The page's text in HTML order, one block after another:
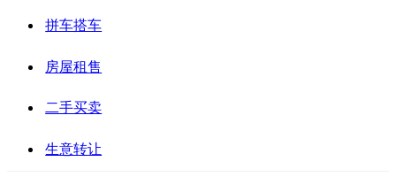
拼车搭车
房屋租售
二手买卖
生意转让